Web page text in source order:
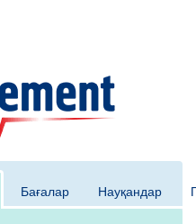
Бағалар Науқандар